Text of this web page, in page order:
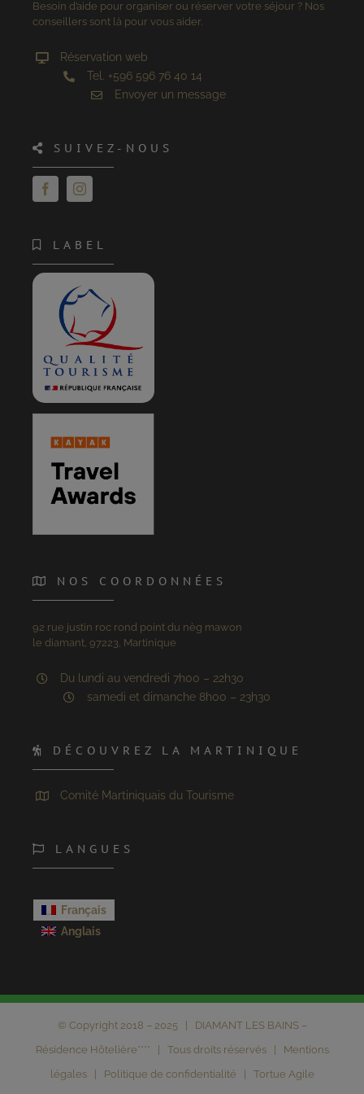
Besoin d’aide pour organiser ou réserver votre séjour ? Nos
conseillers sont là pour vous aider.
Réservation web
Tel. +596 596 76 40 14
Envoyer un message
SUIVEZ-NOUS
LABEL
NOS COORDONNÉES
92 rue justin roc rond point du nèg mawon
le diamant, 97223, Martinique
Du lundi au vendredi 7h00 – 22h30
samedi et dimanche 8h00 – 23h30
DÉCOUVREZ LA MARTINIQUE
Comité Martiniquais du Tourisme
LANGUES
Français
Anglais
© Copyright 2018 – 2025 | DIAMANT LES BAINS –
Résidence Hôtelière**** | Tous droits réservés | Mentions
légales| Politique de confidentialité | Tortue Agile